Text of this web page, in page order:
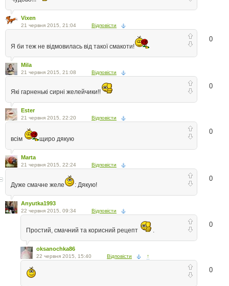
Vixen
21 червня 2015, 21:04 Відповісти
0
Я би теж не відмовилась від такої смакоти!
Mila
21 червня 2015, 21:08 Відповісти
0
Які гарненькі сирні желейчики!!
Ester
21 червня 2015, 22:20 Відповісти
0
всім щиро дякую
Marta
21 червня 2015, 22:24 Відповісти
0
Дуже смачне желе : Дякую!
Anyutka1993
22 червня 2015, 09:34 Відповісти
0
Простий, смачний та корисний рецепт
oksanochka86
22 червня 2015, 15:40 Відповісти ↑
0